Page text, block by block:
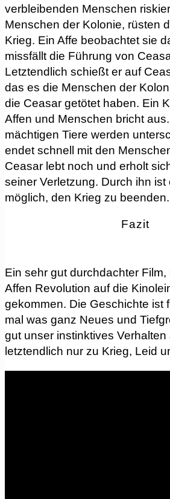
verbleibenden Menschen
Menschen der Kolonie, rüsten
Krieg. Ein Affe beobachtet sie
missfällt die Führung von
Letztendlich schießt er auf
das es die Menschen der
die Ceasar getötet haben. Ein
Affen und Menschen bricht
mächtigen Tiere werden
endet schnell mit den
Ceasar lebt noch und erholt
seiner Verletzung. Durch ihn ist
möglich, den Krieg zu beenden.
Fazit
Ein sehr gut durchdachter Film, ist mit Planet der
Affen Revolution auf die
gekommen. Die Geschichte ist
mal was ganz Neues und
gut unser instinktives Verhalten
letztendlich nur zu Krieg, Leid